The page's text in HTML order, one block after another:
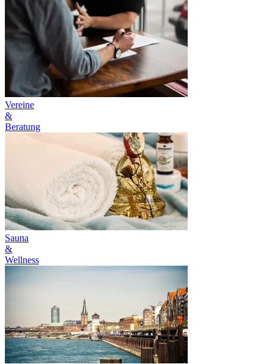
Vereine
&
Beratung
Sauna
&
Wellness